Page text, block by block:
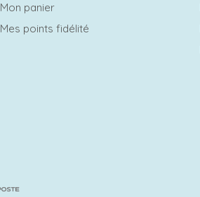
Mon panier
Mes points fidélité